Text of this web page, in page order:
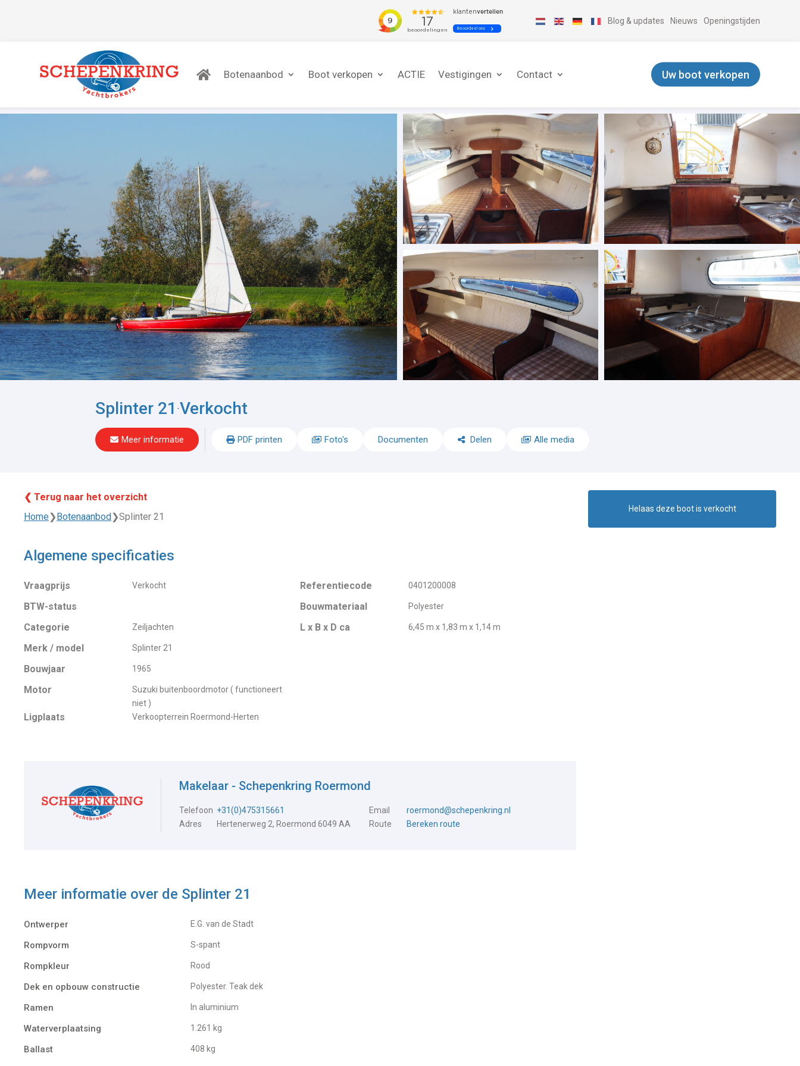
Blog & updates Nieuws Openingstijden
Botenaanbod Boot verkopen ACTIE Vestigingen Contact Uw boot verkopen
Splinter 21 -Verkocht
Meer informatie PDF printen Foto's Documenten Delen Alle media
❮ Terug naar het overzicht
Home❯Botenaanbod❯Splinter 21
Algemene specificaties
Vraagprijs Verkocht
BTW-status
Categorie
Zeiljachten
Merk / model Splinter 21
Bouwjaar 1965
Motor
Suzuki buitenboordmotor ( functioneert
niet )
Ligplaats Verkoopterrein Roermond-Herten
Referentiecode 0401200008
Bouwmateriaal Polyester
L x B x D ca 6,45 m x 1,83 m x 1,14 m
Makelaar - Schepenkring Roermond
Telefoon +31(0)475315661 Email
roermond@schepenkring.nl
Adres
Hertenerweg 2, Roermond 6049 AA Route Bereken route
Meer informatie over de Splinter 21
Ontwerper E.G. van de Stadt
Rompvorm S-spant
Rompkleur Rood
Dek en opbouw constructie Polyester. Teak dek
Ramen In aluminium
Waterverplaatsing 1.261 kg
Ballast 408 kg
Helaas deze boot is verkocht